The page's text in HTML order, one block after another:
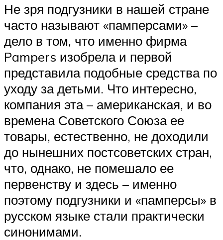
Не зря подгузники в нашей стране
часто называют «памперсами» –
дело в том, что именно фирма
Pampers изобрела и первой
представила подобные средства по
уходу за детьми. Что интересно,
компания эта – американская, и во
времена Советского Союза ее
товары, естественно, не доходили
до нынешних постсоветских стран,
что, однако, не помешало ее
первенству и здесь – именно
поэтому подгузники и «памперсы» в
русском языке стали практически
синонимами.